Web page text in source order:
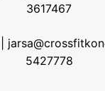
3617467
5427778